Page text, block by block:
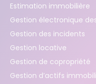
Estimation immobilière
Gestion électronique
Gestion des incidents
Gestion locative
Gestion de copropriété
Gestion d’actifs